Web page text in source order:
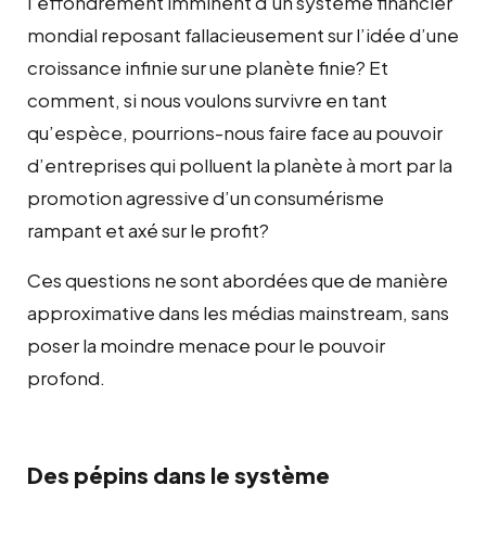
mondial reposant fallacieusement sur l’idée d’une
croissance infinie sur une planète finie? Et
comment, si nous voulons survivre en tant
qu’espèce, pourrions-nous faire face au pouvoir
d’entreprises qui polluent la planète à mort par la
promotion agressive d’un consumérisme
rampant et axé sur le profit?
Ces questions ne sont abordées que de manière
approximative dans les médias mainstream, sans
poser la moindre menace pour le pouvoir
profond.
Des pépins dans le système